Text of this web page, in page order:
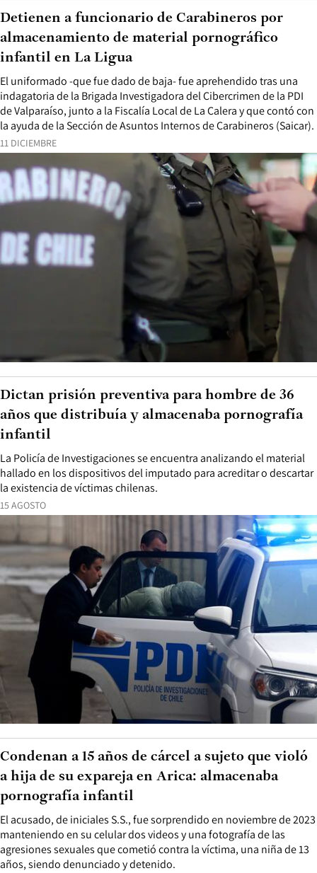
11 DICIEMBRE
El uniformado -que fue dado de baja- fue aprehendido tras una
indagatoria de la Brigada Investigadora del Cibercrimen de la PDI
de Valparaíso, junto a la Fiscalía Local de La Calera y que contó con
la ayuda de la Sección de Asuntos Internos de Carabineros (Saicar).
Detienen a funcionario de Carabineros por
almacenamiento de material pornográfico
infantil en La Ligua
15 AGOSTO
La Policía de Investigaciones se encuentra analizando el material
hallado en los dispositivos del imputado para acreditar o descartar
la existencia de víctimas chilenas.
Dictan prisión preventiva para hombre de 36
años que distribuía y almacenaba pornografía
infantil
El acusado, de iniciales S.S., fue sorprendido en noviembre de 2023
manteniendo en su celular dos videos y una fotografía de las
agresiones sexuales que cometió contra la víctima, una niña de 13
años, siendo denunciado y detenido.
Condenan a 15 años de cárcel a sujeto que violó
a hija de su expareja en Arica: almacenaba
pornografía infantil